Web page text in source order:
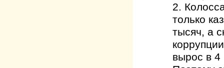
2.
только
тысяч, а
вырос в 4